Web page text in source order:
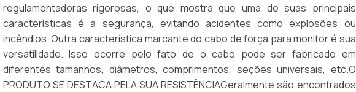
regulamentadoras rigorosas, o que mostra que uma de suas principais
características é a segurança, evitando acidentes como explosões ou
incêndios. Outra característica marcante do cabo de força para monitor é sua
versatilidade. Isso ocorre pelo fato de o cabo pode ser fabricado em
diferentes tamanhos, diâmetros, comprimentos, seções universais, etc.O
PRODUTO SE DESTACA PELA SUA RESISTÊNCIAGeralmente são encontrados